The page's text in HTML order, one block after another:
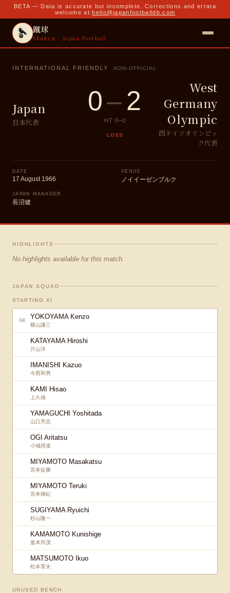
BETA — Data is accurate but incomplete. Corrections and errata
welcome at hello@japanfootballdb.com
蹴球
Shukyu · Japan Football
INTERNATIONAL FRIENDLY NON-OFFICIAL
Japan
日本代表
0–2
HT 0–0
LOSS
West
Germany
Olympic
西ドイツオリンピッ
ク代表
DATE
17 August 1966
VENUE
ノイイーゼンブルク
JAPAN MANAGER
長沼健
HIGHLIGHTS
No highlights available for this match.
JAPAN SQUAD
STARTING XI
GK YOKOYAMA Kenzo
横山謙三
KATAYAMA Hiroshi
片山洋
IMANISHI Kazuo
今西和男
KAMI Hisao
上久雄
YAMAGUCHI Yoshitada
山口芳忠
OGI Aritatsu
小城得達
MIYAMOTO Masakatsu
宮本征勝
MIYAMOTO Teruki
宮本輝紀
SUGIYAMA Ryuichi
杉山隆一
KAMAMOTO Kunishige
釜本邦茂
MATSUMOTO Ikuo
松本育夫
UNUSED BENCH